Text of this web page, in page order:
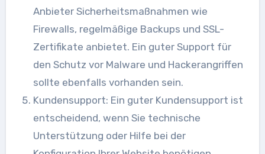
Anbieter Sicherheitsmaßnahmen wie
Firewalls, regelmäßige Backups und SSL-
Zertifikate anbietet. Ein guter Support für
den Schutz vor Malware und Hackerangriffen
sollte ebenfalls vorhanden sein.
Kundensupport: Ein guter Kundensupport ist
entscheidend, wenn Sie technische
Unterstützung oder Hilfe bei der